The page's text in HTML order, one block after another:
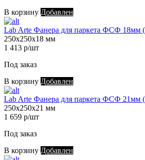
В корзину Добавлен
Lab Arte Фанера для паркета ФСФ 18мм
250х250х18 мм
1 413 р/шт
Под заказ
В корзину Добавлен
Lab Arte Фанера для паркета ФСФ 21мм
250х250х21 мм
1 659 р/шт
Под заказ
В корзину Добавлен